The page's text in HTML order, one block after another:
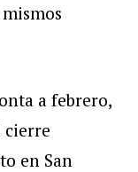
a febrero,
cierre
en San